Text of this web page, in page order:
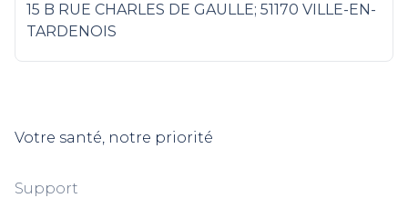
15 B RUE CHARLES DE GAULLE; 51170 VILLE-EN-
TARDENOIS
Votre santé, notre priorité
Support